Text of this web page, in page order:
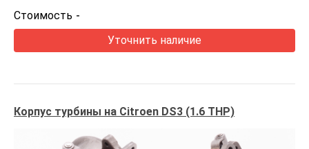
Стоимость -
Уточнить наличие
Корпус турбины на Citroen DS3 (1.6 THP)